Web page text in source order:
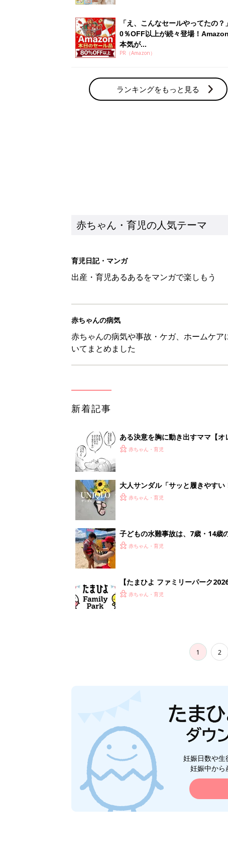
赤ちゃん・育児の人気テーマ
育児日記・マンガ
ある決意を胸に動き出すママ【
赤ちゃん・育児
大人サンダル「サッと履きやすい
赤ちゃん・育児
子どもの水難事故は、7歳・14歳
1 2